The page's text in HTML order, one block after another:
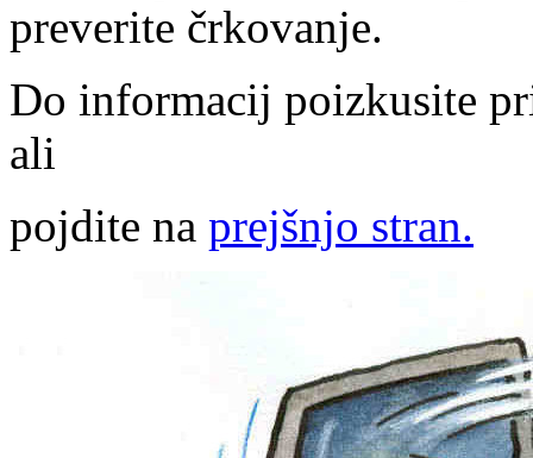
preverite črkovanje.
Do informacij poizkusite
ali
pojdite na prejšnjo stran.